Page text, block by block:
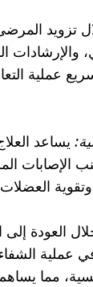
تزويد المرضى
والإرشادات
عملية
يساعد
الإصابات
العودة إلى
عملية
مما